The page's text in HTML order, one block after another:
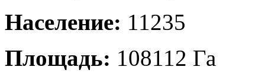
Население: 11235
Площадь: 108112 Га